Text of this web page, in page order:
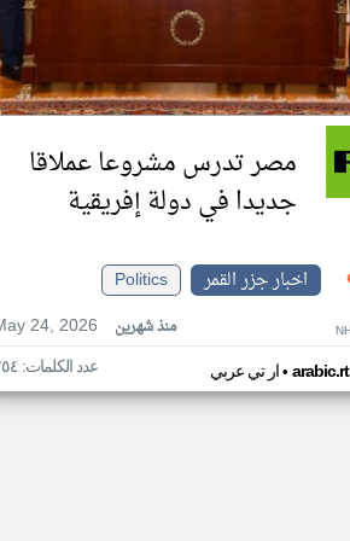
مصر تدرس مشروعا عملاقا
جديدا في دولة إفريقية
اخبار جزر القمر
Politics
24, 2026
منذ شهرين
ار تي عربي• عدد الكلمات: ٢٥٤